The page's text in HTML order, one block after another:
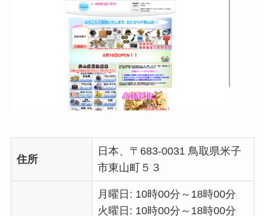
住所
日本、〒683-0031 鳥取県米子
市東山町５３
月曜日: 10時00分～18時00分
火曜日: 10時00分～18時00分